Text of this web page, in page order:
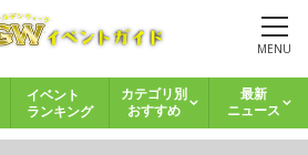
MENU
イベント
ランキング
カテゴリ別
おすすめ
最新
ニュース